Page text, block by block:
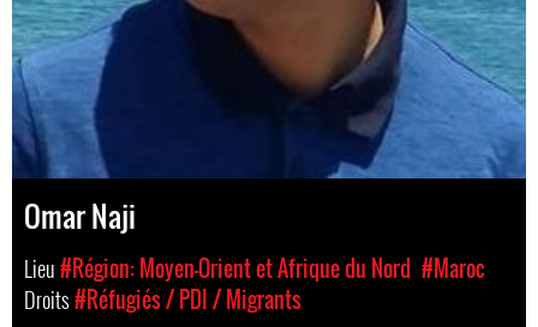
Omar Naji
Lieu#Région: Moyen-Orient et Afrique du Nord #Maroc
Droits#Réfugiés / PDI / Migrants